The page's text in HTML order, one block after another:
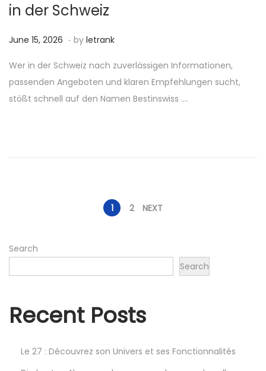
in der Schweiz
P
s
t
e
June 15, 2026 J
n
e
1
. by letrank
Wer in der Schweiz nach zuverlässigen Informationen,
passenden Angeboten und klaren Empfehlungen sucht,
stößt schnell auf den Namen Bestinswiss ….
o
s
t
1 2 NEXT
Search
Search
Recent Posts
Le 27 : Découvrez son Univers et ses Fonctionnalités